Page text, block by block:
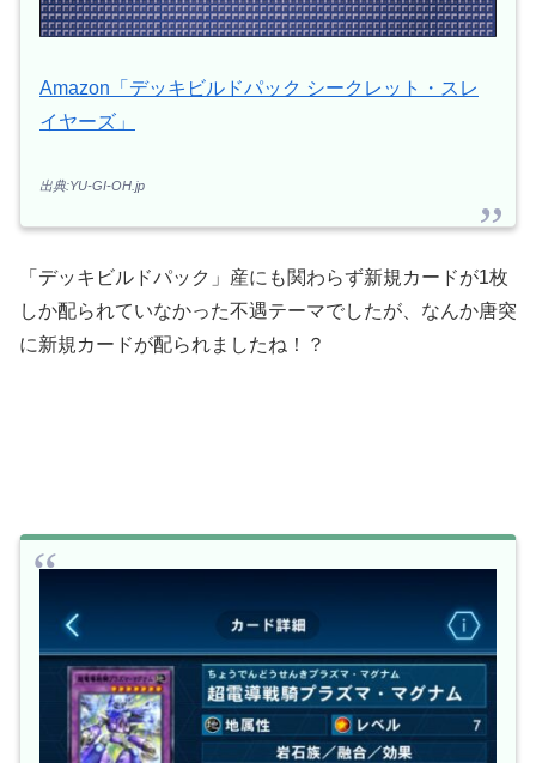
Amazon「デッキビルドパック シークレット・スレ
イヤーズ」
出典:YU-GI-OH.jp
「デッキビルドパック」産にも関わらず新規カードが1枚
しか配られていなかった不遇テーマでしたが、なんか唐突
に新規カードが配られましたね！？